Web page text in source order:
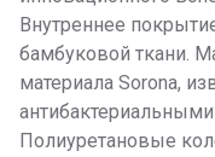
Внутреннее
бамбуковой ткани.
материала Sorona,
Полиуретановые